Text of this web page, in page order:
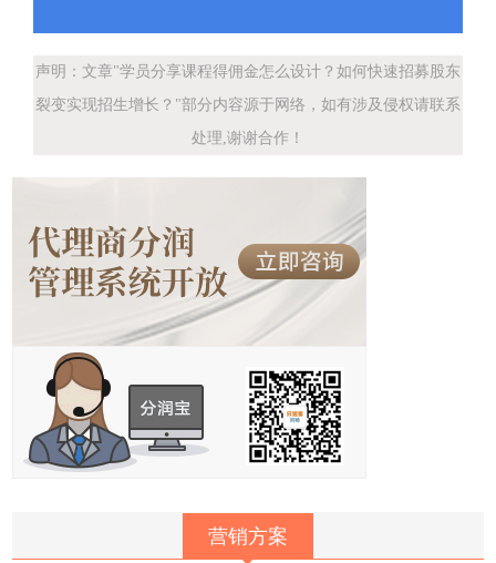
声明：文章"学员分享课程得佣金怎么设计？如何快速招募股东
裂变实现招生增长？"部分内容源于网络，如有涉及侵权请联系
处理,谢谢合作！
营销方案